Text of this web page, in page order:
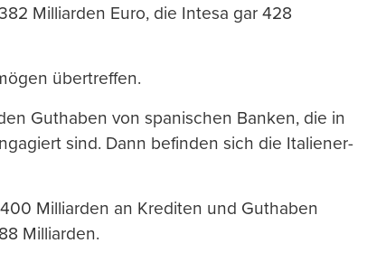
Milliarden Euro, die Intesa gar 428
übertreffen.
Guthaben von spanischen Banken, die in
sind. Dann befinden sich die Italiener-
Milliarden an Krediten und Guthaben
Milliarden.